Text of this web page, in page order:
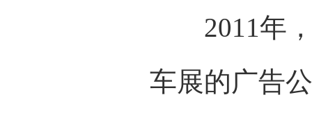
2011年，
车展的广告